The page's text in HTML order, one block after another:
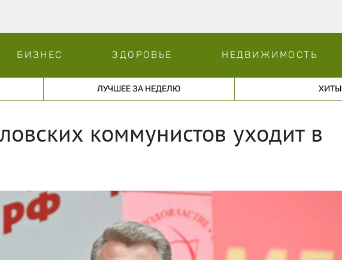
БИЗНЕС ЗДОРОВЬЕ НЕДВИЖИМОСТЬ
ЛУЧШЕЕ ЗА НЕДЕЛЮ ХИТЫ
коммунистов уходит в